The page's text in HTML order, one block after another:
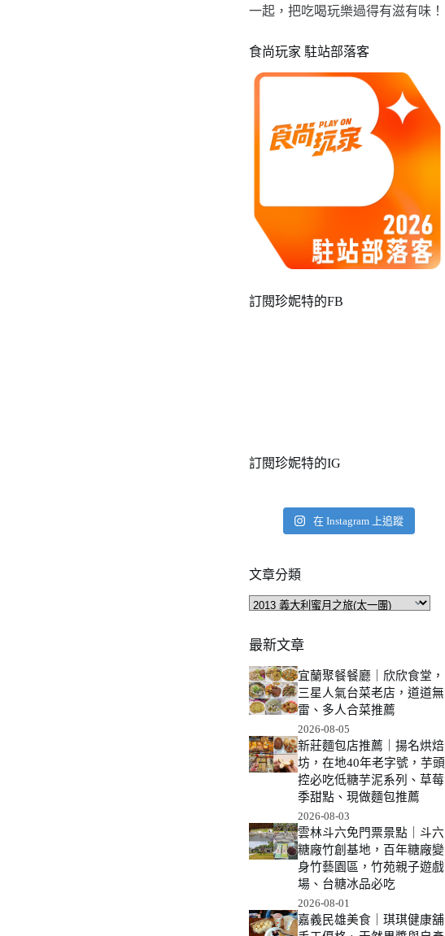
一起，把吃喝玩樂過得有滋有味！
食尚玩家 駐站部落客
訂閱珍妮特的FB
訂閱珍妮特的IG
在 Instagram 上追蹤
文章分類
文
分
類
最新文章
宜蘭聚餐餐廳｜欣欣食堂，
三星人氣台菜老店，道道無
雷、多人合菜推薦
2026-08-05
新莊麵包店推薦｜揚名烘焙
坊，在地40年老字號，芋頭
控必吃低糖芋泥系列、草莓
季甜點、現做麵包推薦
2026-08-03
雲林斗六免門票景點｜斗六
糖廠竹創基地，百年糖廠變
身竹藝園區，竹苑親子遊戲
場、台糖冰品必吃
2026-08-01
嘉義民雄美食｜琪琪健康舖